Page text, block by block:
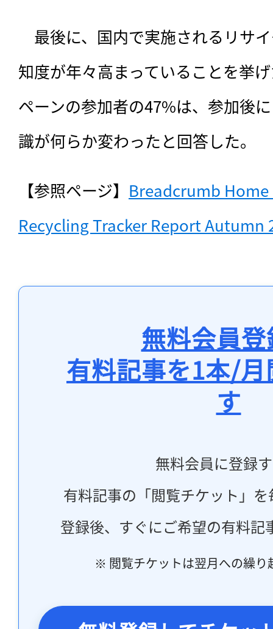
最後に、国内で実施されるリサ
知度が年々高まっていることを挙
ペーンの参加者の47%は、参加後
識が何らか変わったと回答した。
【参照ページ】 Breadcrumb Home
Recycling Tracker Report Autumn
無料会員
有料記事を1本/
す
無料会員に登録
有料記事の「閲覧チケット」
登録後、すぐにご希望の有料記
※ 閲覧チケットは翌月への繰り